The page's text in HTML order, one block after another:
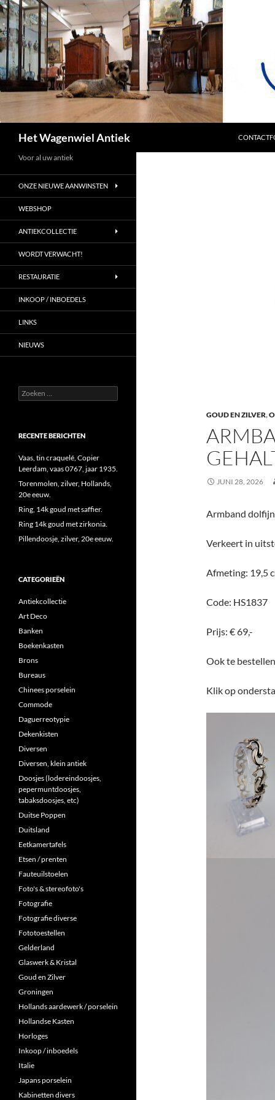
Het Wagenwiel Antiek
GOUD EN ZILVER,
JUNI 28, 2026
Armband
Verkeert in
Afmeting: 19,5
Code: HS1837
Prijs: € 69,-
Ook te
Klik op
Voor al uw antiek
ONZE NIEUWE AANWINSTEN
WEBSHOP
ANTIEKCOLLECTIE
WORDT VERWACHT!
RESTAURATIE
INKOOP / INBOEDELS
LINKS
NIEUWS
Zoeken
naar:
RECENTE BERICHTEN
Vaas, tin craquelé, Copier
Leerdam, vaas 0767, jaar 1935.
Torenmolen, zilver, Hollands,
20e eeuw.
Ring, 14k goud met saffier.
Ring 14k goud met zirkonia.
Pillendoosje, zilver, 20e eeuw.
CATEGORIEËN
Antiekcollectie
Art Deco
Banken
Boekenkasten
Brons
Bureaus
Chinees porselein
Commode
Daguerreotypie
Dekenkisten
Diversen
Diversen, klein antiek
Doosjes (lodereindoosjes,
pepermuntdoosjes,
tabaksdoosjes, etc)
Duitse Poppen
Duitsland
Eetkamertafels
Etsen / prenten
Fauteuilstoelen
Foto's & stereofoto's
Fotografie
Fotografie diverse
Fototoestellen
Gelderland
Glaswerk & Kristal
Goud en Zilver
Groningen
Hollands aardewerk / porselein
Hollandse Kasten
Horloges
Inkoop / inboedels
Italie
Japans porselein
Kabinetten divers